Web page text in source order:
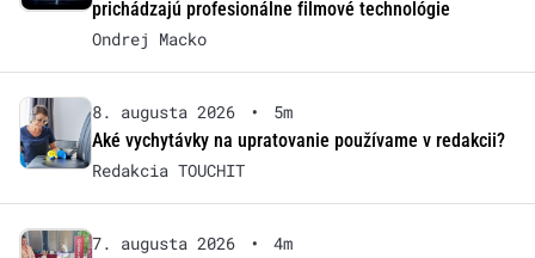
prichádzajú profesionálne filmové technológie
Ondrej Macko
8. augusta 2026 •
5m
Aké vychytávky na upratovanie používame v redakcii?
Redakcia TOUCHIT
7. augusta 2026 •
4m